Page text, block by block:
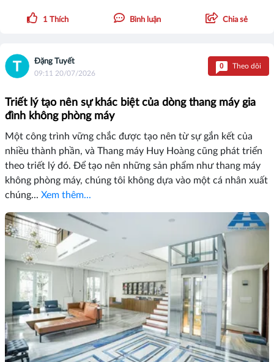
1 Thích Bình luận Chia sẻ
Đặng Tuyết
09:11 20/07/2026
0 Theo dõi
Triết lý tạo nên sự khác biệt của dòng thang máy gia
đình không phòng máy
Một công trình vững chắc được tạo nên từ sự gắn kết của
nhiều thành phần, và Thang máy Huy Hoàng cũng phát triển
theo triết lý đó. Để tạo nên những sản phẩm như thang máy
không phòng máy, chúng tôi không dựa vào một cá nhân xuất
chúng... Xem thêm...